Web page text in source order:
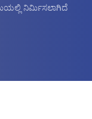
ನಿರ್ಮಿಸಲಾಗಿದೆ